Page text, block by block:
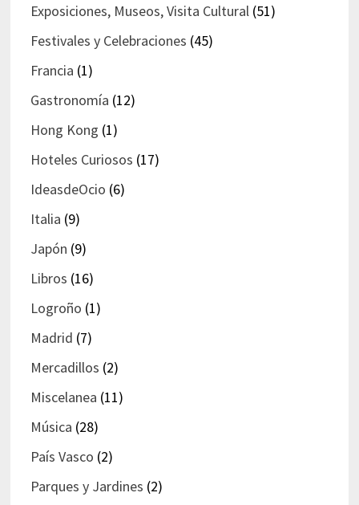
Exposiciones, Museos, Visita Cultural(51)
Festivales y Celebraciones (45)
Francia (1)
Gastronomía (12)
Hong Kong (1)
Hoteles Curiosos (17)
IdeasdeOcio (6)
Italia (9)
Japón (9)
Libros (16)
Logroño (1)
Madrid (7)
Mercadillos (2)
Miscelanea (11)
Música (28)
País Vasco (2)
Parques y Jardines (2)